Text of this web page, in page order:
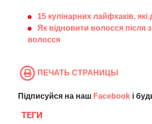
15 кулінарних лайфхаків,
Як відновити волосся після
волосся
ПЕЧАТЬ СТРАНИЦЫ
Підписуйся на наш Facebook і
ТЕГИ